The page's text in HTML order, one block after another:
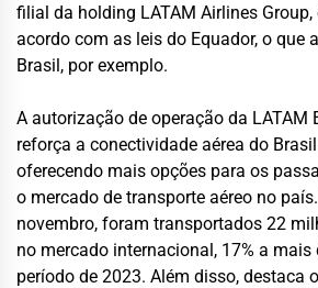
filial da holding LATAM Airlines
acordo com as leis do Equador, o que
Brasil, por exemplo.
A autorização de operação da LATAM
reforça a conectividade aérea do
oferecendo mais opções para os
o mercado de transporte aéreo no
novembro, foram transportados 22
no mercado internacional, 17% a
período de 2023. Além disso, destaca